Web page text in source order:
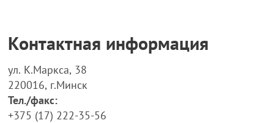
Контактная информация
ул. К.Маркса, 38
220016, г.Минск
Тел./факс:
+375 (17) 222-35-56